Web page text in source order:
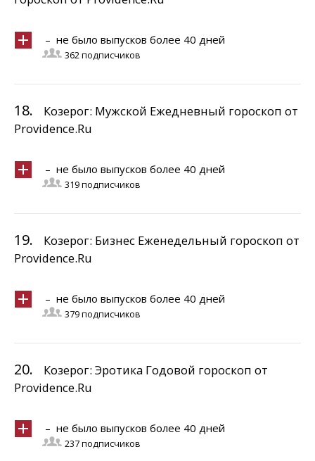
– не было выпусков более 40 дней
362 подписчиков
18.
Козерог: Мужской Ежедневный гороскоп от
Providence.Ru
– не было выпусков более 40 дней
319 подписчиков
19.
Козерог: Бизнес Еженедельный гороскоп от
Providence.Ru
– не было выпусков более 40 дней
379 подписчиков
20.
Козерог: Эротика Годовой гороскоп от
Providence.Ru
– не было выпусков более 40 дней
237 подписчиков